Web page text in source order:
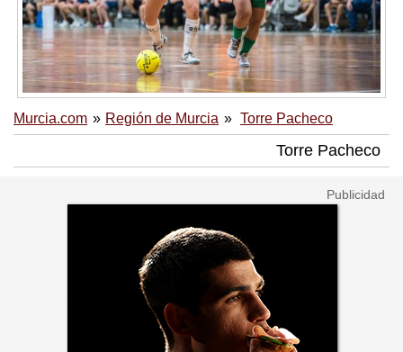
Murcia.com Región de Murcia Torre Pacheco
Torre Pacheco